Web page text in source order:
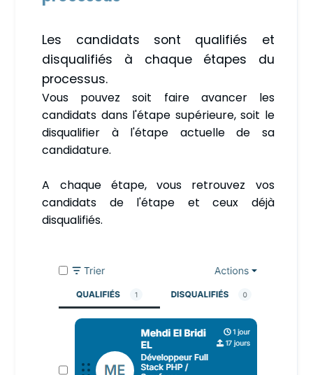
Les candidats sont qualifiés et
disqualifiés à chaque étapes du
processus.
Vous pouvez soit faire avancer les
candidats dans l'étape supérieure, soit le
disqualifier à l'étape actuelle de sa
candidature.
A chaque étape, vous retrouvez vos
candidats de l'étape et ceux déjà
disqualifiés.